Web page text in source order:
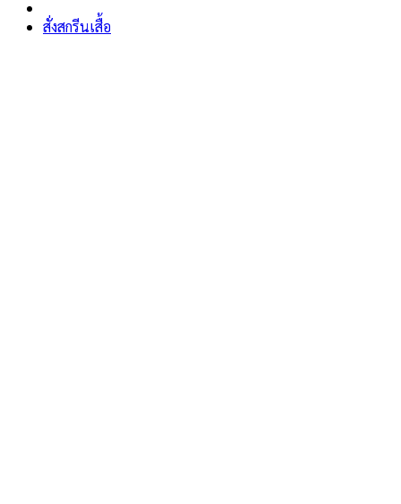
สั่งสกรีนเสื้อ